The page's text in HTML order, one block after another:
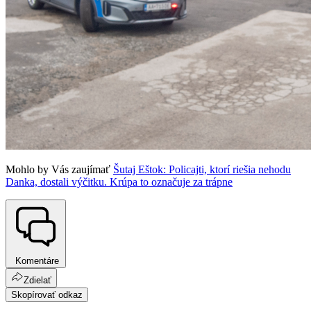
Mohlo by Vás zaujímať Šutaj Eštok: Policajti, ktorí riešia nehodu
Danka, dostali výčitku. Krúpa to označuje za trápne
Komentáre
Zdielať
Skopírovať odkaz